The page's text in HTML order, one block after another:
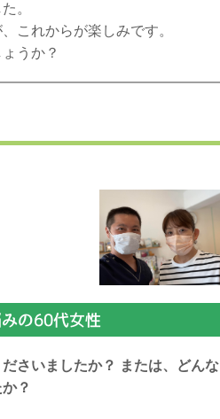
。
これからが楽しみです。
うか？
の60代女性
さいましたか？ または、どんな
？